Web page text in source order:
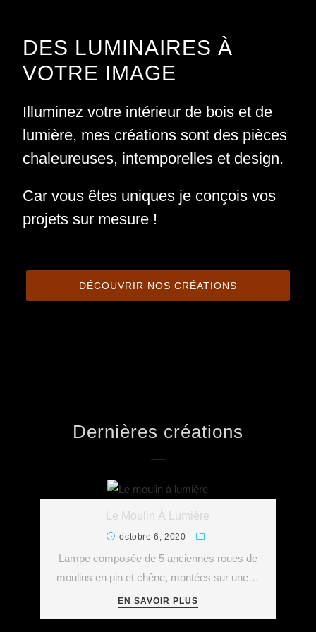
DES LUMINAIRES À
VOTRE IMAGE
Illuminez votre intérieur de bois et de
lumière, mes créations sont des pièces
chaleureuses, intemporelles et design.
Car vous êtes uniques je conçois vos
projets sur mesure !
DÉCOUVRIR NOS CRÉATIONS
Dernières créations
Le Moulin À Lumière
octobre 6, 2020
Lampe composée de 5 anciennes roues de
moulins en pin et chêne, montées sur une…
EN SAVOIR PLUS